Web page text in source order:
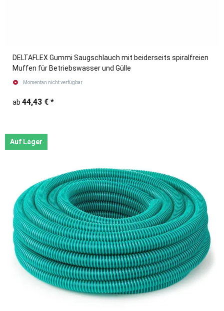
DELTAFLEX Gummi Saugschlauch mit beiderseits spiralfreien
Muffen für Betriebswasser und Gülle
Momentan nicht verfügbar
ab 44,43 € *
Auf Lager